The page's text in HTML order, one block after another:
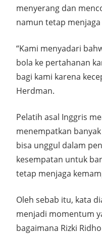
menyerang dan
namun tetap
“Kami menyadari
bola ke pertahanan
bagi kami karena
Herdman.
Pelatih asal Inggris
menempatkan
bisa unggul dalam
kesempatan untuk
tetap menjaga
Oleh sebab itu, kata
menjadi momentum
bagaimana Rizki